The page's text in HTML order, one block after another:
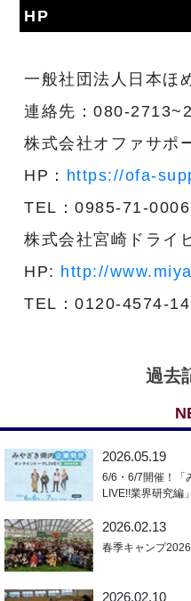
HP
一般社団法人日本
連絡先：080-
株式会社オファサポ
HP： https://ofa-
TEL：0985-71-0006
株式会社宮崎ドライ
HP: http://
TEL：0120-4574-14
過去
2026.05.19
6/6・6/7開催！「
LIVE!!業界研究編
2026.02.13
春季キャンプ
2026.02.10